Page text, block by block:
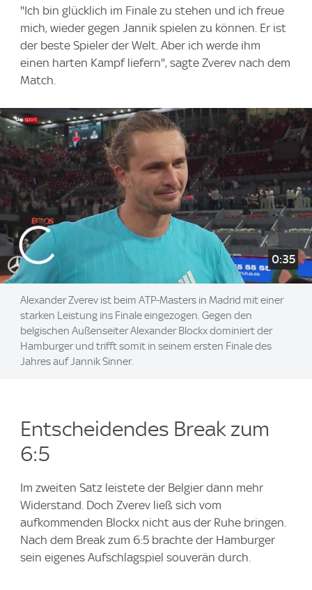
"Ich bin glücklich im Finale zu stehen und ich freue
mich, wieder gegen Jannik spielen zu können. Er ist
der beste Spieler der Welt. Aber ich werde ihm
einen harten Kampf liefern", sagte Zverev nach dem
Match.
0:35
Alexander Zverev ist beim ATP-Masters in Madrid mit einer
starken Leistung ins Finale eingezogen. Gegen den
belgischen Außenseiter Alexander Blockx dominiert der
Hamburger und trifft somit in seinem ersten Finale des
Jahres auf Jannik Sinner.
Entscheidendes Break zum
6:5
Im zweiten Satz leistete der Belgier dann mehr
Widerstand. Doch Zverev ließ sich vom
aufkommenden Blockx nicht aus der Ruhe bringen.
Nach dem Break zum 6:5 brachte der Hamburger
sein eigenes Aufschlagspiel souverän durch.